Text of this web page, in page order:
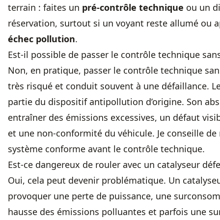
terrain : faites un pré-contrôle technique ou un
réservation, surtout si un voyant reste allumé ou
échec pollution.
Est-il possible de passer le contrôle technique
Non, en pratique, passer le contrôle technique
très risqué et conduit souvent à une défaillance.
partie du dispositif antipollution d’origine. Son
entraîner des émissions excessives, un défaut
et une non-conformité du véhicule. Je conseille
système conforme avant le contrôle technique.
Est-ce dangereux de rouler avec un catalyseur
Oui, cela peut devenir problématique. Un
provoquer une perte de puissance, une
hausse des émissions polluantes et parfois une